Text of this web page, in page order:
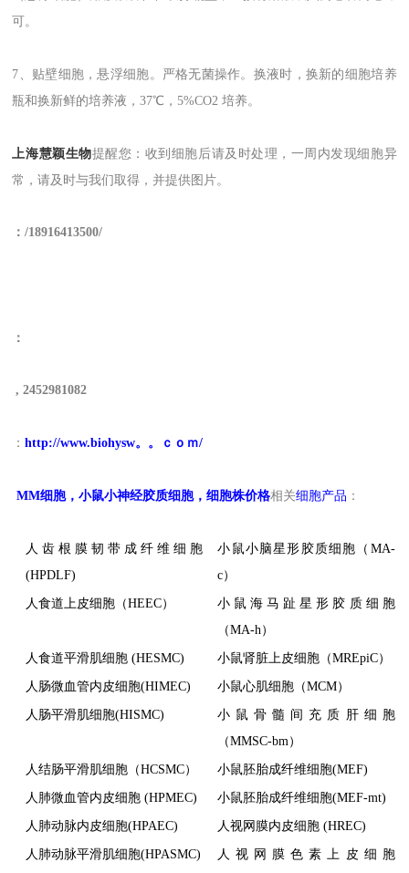
可。
7、贴壁细胞，悬浮细胞。严格无菌操作。换液时 ， 换新的细胞培养
瓶和换新鲜的培养液，37℃，5%CO2 培养。
上海慧颖生物提醒您 ：收到细胞后请及时处理，一周内发现细胞异
常，请及时与我们取得，并提供图片。
：/18916413500/
：
,2452981082
：http://www.biohysw。。ｃｏｍ/
MM细胞，小鼠小神经胶质细胞，细胞株价格相关细胞产品 ：
人齿根膜韧带成纤维细胞
(HPDLF)
小鼠小脑星形胶质细胞（MA-
c）
人食道上皮细胞（HEEC）
小鼠海马趾星形胶质细胞
（MA-h）
人食道平滑肌细胞 (HESMC) 小鼠肾脏上皮细胞（MREpiC）
人肠微血管内皮细胞(HIMEC) 小鼠心肌细胞（MCM）
人肠平滑肌细胞(HISMC)
小鼠骨髓间充质肝细胞
（MMSC-bm）
人结肠平滑肌细胞（HCSMC） 小鼠胚胎成纤维细胞(MEF)
人肺微血管内皮细胞 (HPMEC) 小鼠胚胎成纤维细胞(MEF-mt)
人肺动脉内皮细胞(HPAEC) 人视网膜内皮细胞 (HREC)
人肺动脉平滑肌细胞(HPASMC)
人视网膜色素上皮细胞